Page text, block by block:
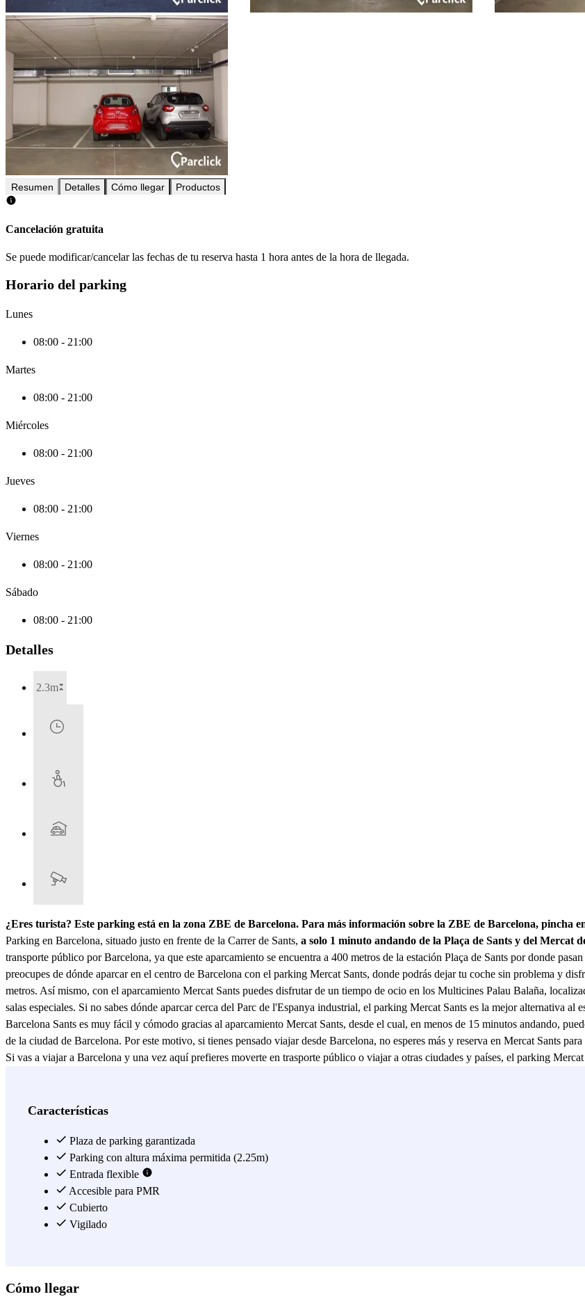
Resumen Detalles Cómo llegar Productos
Cancelación gratuita
Se puede modificar/cancelar las fechas de tu reserva hasta 1 hora antes de la hora de llegada.
Horario del parking
Lunes
08:00 - 21:00
Martes
08:00 - 21:00
Miércoles
08:00 - 21:00
Jueves
08:00 - 21:00
Viernes
08:00 - 21:00
Sábado
08:00 - 21:00
Detalles
2.3m
¿Eres turista? Este parking está en la zona ZBE de Barcelona. Para más información sobre la ZBE de Barcelona, pincha
Parking en Barcelona, situado justo en frente de la Carrer de Sants, a solo 1 minuto andando de la Plaça de Sants y del Mercat
transporte público por Barcelona, ya que este aparcamiento se encuentra a 400 metros de la estación Plaça de Sants por donde
preocupes de dónde aparcar en el centro de Barcelona con el parking Mercat Sants, donde podrás dejar tu coche sin problema y
metros. Así mismo, con el aparcamiento Mercat Sants puedes disfrutar de un tiempo de ocio en los Multicines Palau Balaña,
salas especiales. Si no sabes dónde aparcar cerca del Parc de l'Espanya industrial, el parking Mercat Sants es la mejor alternativa al
Barcelona Sants es muy fácil y cómodo gracias al aparcamiento Mercat Sants, desde el cual, en menos de 15 minutos andando,
de la ciudad de Barcelona. Por este motivo, si tienes pensado viajar desde Barcelona, no esperes más y reserva en Mercat Sants
Si vas a viajar a Barcelona y una vez aquí prefieres moverte en trasporte público o viajar a otras ciudades y países, el parking
Ver más
Características
Plaza de parking garantizada
Parking con altura máxima permitida (2.25m)
Entrada flexible
Accesible para PMR
Cubierto
Vigilado
Cómo llegar